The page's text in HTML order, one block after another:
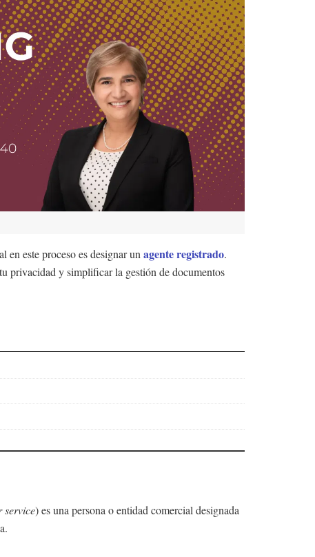
en este proceso es designar un agente registrado.
privacidad y simplificar la gestión de documentos
service) es una persona o entidad comercial designada